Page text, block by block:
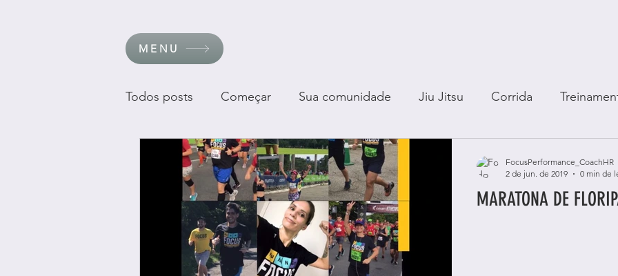
MENU
Todos posts Começar Sua comunidade Jiu Jitsu Corrida
Personal Trainer Running Club Health
Triathlon MARATONA DE
FocusPerformance_CoachHR
2 de jun. de 2019
0 min de